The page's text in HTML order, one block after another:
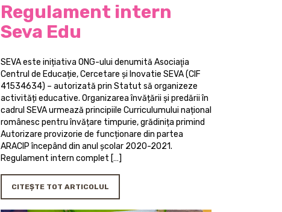
Regulament intern
Seva Edu
SEVA este inițiativa ONG-ului denumită Asociaţia
Centrul de Educație, Cercetare și Inovatie SEVA (CIF
41534634) – autorizată prin Statut să organizeze
activități educative. Organizarea învățării și predării în
cadrul SEVA urmează principiile Curriculumului național
românesc pentru învățare timpurie, grădinița primind
Autorizare provizorie de funcționare din partea
ARACIP începând din anul școlar 2020-2021.
Regulament intern complet […]
CITEȘTE TOT ARTICOLUL